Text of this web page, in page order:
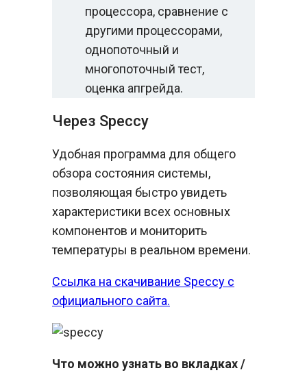
процессора, сравнение с
другими процессорами,
однопоточный и
многопоточный тест,
оценка апгрейда.
Через Speccy
Удобная программа для общего
обзора состояния системы,
позволяющая быстро увидеть
характеристики всех основных
компонентов и мониторить
температуры в реальном времени.
Ссылка на скачивание Speccy с
официального сайта.
Что можно узнать во вкладках /